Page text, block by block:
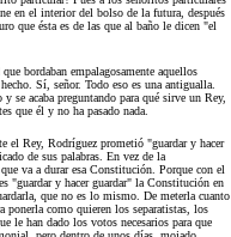
en el interior del bolso de la futura, después
que ésta es de las que al baño le dicen "el
bordaban empalagosamente aquellos
Sí, señor. Todo eso es una antigualla.
se acaba preguntando para qué sirve un Rey,
que él y no ha pasado nada.
el Rey, Rodríguez prometió "guardar y hacer
de sus palabras. En vez de la
va a durar esa Constitución. Porque con el
"guardar y hacer guardar" la Constitución en
que no es lo mismo. De meterla cuanto
ponerla como quieren los separatistas, los
le han dado los votos necesarios para que